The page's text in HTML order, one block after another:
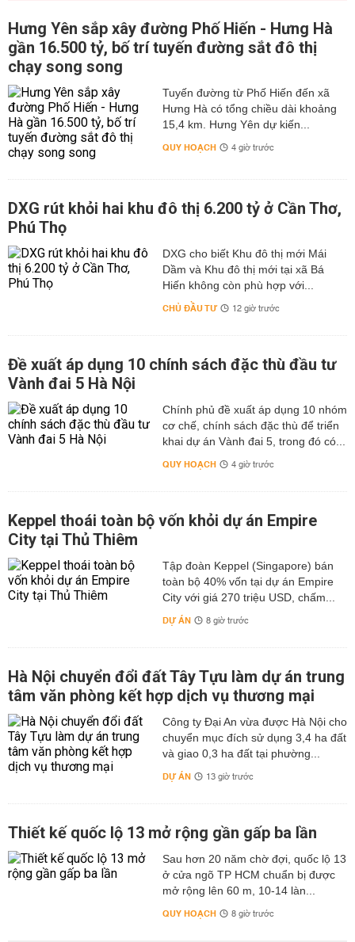
Hưng Yên sắp xây đường Phố Hiến - Hưng Hà
gần 16.500 tỷ, bố trí tuyến đường sắt đô thị
chạy song song
Tuyến đường từ Phố Hiến đến xã
Hưng Hà có tổng chiều dài khoảng
15,4 km. Hưng Yên dự kiến...
QUY HOẠCH 4 giờ trước
DXG rút khỏi hai khu đô thị 6.200 tỷ ở Cần Thơ,
Phú Thọ
DXG cho biết Khu đô thị mới Mái
Dầm và Khu đô thị mới tại xã Bá
Hiến không còn phù hợp với...
CHỦ ĐẦU TƯ 12 giờ trước
Đề xuất áp dụng 10 chính sách đặc thù đầu tư
Vành đai 5 Hà Nội
Chính phủ đề xuất áp dụng 10 nhóm
cơ chế, chính sách đặc thù để triển
khai dự án Vành đai 5, trong đó có...
QUY HOẠCH 4 giờ trước
Keppel thoái toàn bộ vốn khỏi dự án Empire
City tại Thủ Thiêm
Tập đoàn Keppel (Singapore) bán
toàn bộ 40% vốn tại dự án Empire
City với giá 270 triệu USD, chấm...
DỰ ÁN 8 giờ trước
Hà Nội chuyển đổi đất Tây Tựu làm dự án trung
tâm văn phòng kết hợp dịch vụ thương mại
Công ty Đại An vừa được Hà Nội cho
chuyển mục đích sử dụng 3,4 ha đất
và giao 0,3 ha đất tại phường...
DỰ ÁN 13 giờ trước
Thiết kế quốc lộ 13 mở rộng gần gấp ba lần
Sau hơn 20 năm chờ đợi, quốc lộ 13
ở cửa ngõ TP HCM chuẩn bị được
mở rộng lên 60 m, 10-14 làn...
QUY HOẠCH 8 giờ trước